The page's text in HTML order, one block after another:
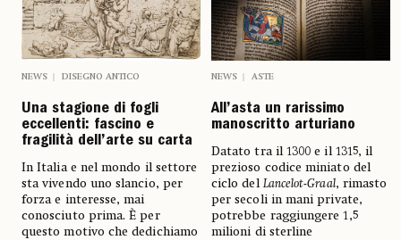
NEWS DISEGNO ANTICO
Una stagione di fogli
eccellenti: fascino e
fragilità dell’arte su carta
In Italia e nel mondo il settore
sta vivendo uno slancio, per
forza e interesse, mai
conosciuto prima. È per
questo motivo che dedichiamo
NEWS ASTE
All’asta un rarissimo
manoscritto arturiano
Datato tra il 1300 e il 1315, il
prezioso codice miniato del
ciclo delLancelot-Graal, rimasto
per secoli in mani private,
potrebbe raggiungere 1,5
milioni di sterline